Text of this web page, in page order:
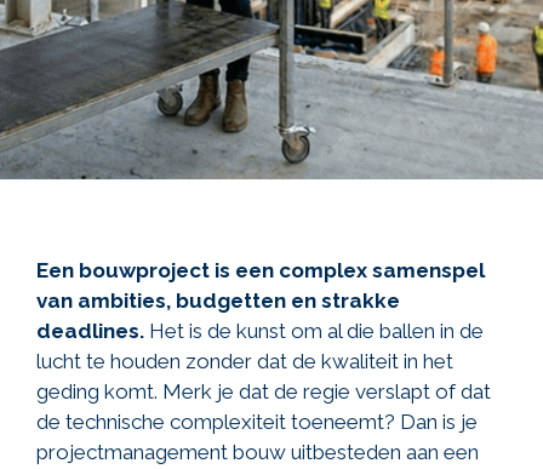
Een bouwproject is een complex samenspel
van ambities, budgetten en strakke
deadlines. Het is de kunst om al die ballen in de
lucht te houden zonder dat de kwaliteit in het
geding komt. Merk je dat de regie verslapt of dat
de technische complexiteit toeneemt? Dan is je
projectmanagement bouw uitbesteden aan een